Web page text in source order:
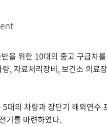
을 위한 10대의 중고 구급차
, 자료처리장비, 보건소 의료
대의 차량과 장단기 해외연수
기를 마련하였다.